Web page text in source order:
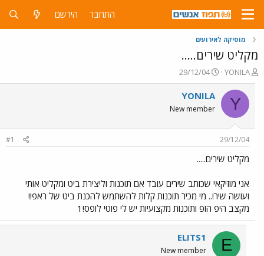
התחבר הירשם
מוסיקה לאירועים
מקליט שירים.....
פ
ו
ת
ח
ה
ש
א
YONILA
פ
ו
ר
ם
ר
29/12/04
Y
YONILA
New member
29/12/04
#1
מקליט שירים.....
אני מוזיקאי שכותב שירים עובד אם תוכנות וליצירת ביט ומקליט אותי
ועושה שיר!.. מי מכיר תוכנות קלות להשתמש להכנת ביט של ראפ!!
מקצב היפ הופ ותוכנות מקצועיות יש לי פוטי לופס!1
E
ELITS1
New member